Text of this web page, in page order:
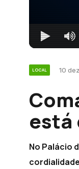
LOCAL 10
está
No Palácio